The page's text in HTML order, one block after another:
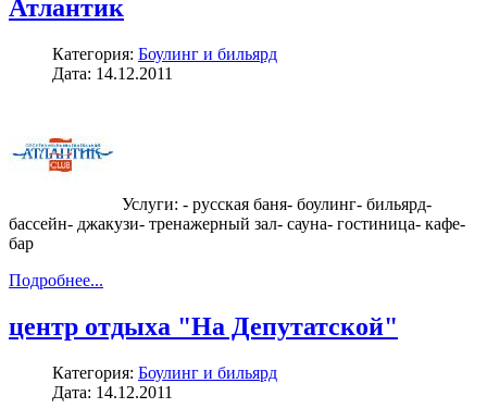
Атлантик
Категория: Боулинг и бильярд
Дата: 14.12.2011
Услуги: - русская баня- боулинг- бильярд-
бассейн- джакузи- тренажерный зал- сауна- гостиница- кафе-
бар
Подробнее...
центр отдыха "На Депутатской"
Категория: Боулинг и бильярд
Дата: 14.12.2011